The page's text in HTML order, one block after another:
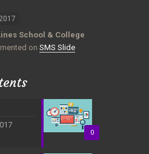
School & College
on SMS Slide
0